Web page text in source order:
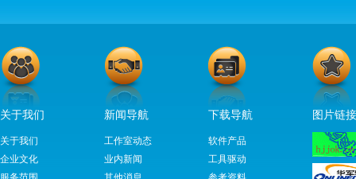
关于我们
关于我们
企业文化
新闻导航
工作室动态
业内新闻
下载导航
软件产品
工具驱动
图片链接